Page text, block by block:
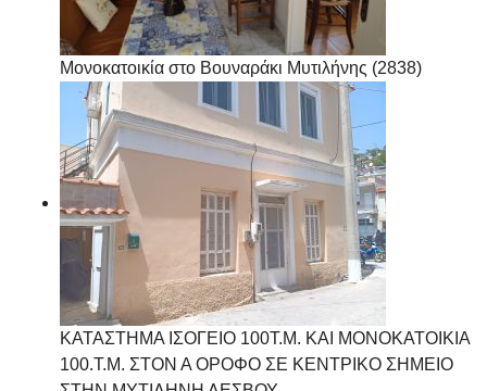
Μονοκατοικία στο Βουναράκι Μυτιλήνης (2838)
ΚΑΤΑΣΤΗΜΑ ΙΣΟΓΕΙΟ 100Τ.Μ. ΚΑΙ ΜΟΝΟΚΑΤΟΙΚΙΑ
100.Τ.Μ. ΣΤΟΝ Α ΟΡΟΦΟ ΣΕ ΚΕΝΤΡΙΚΟ ΣΗΜΕΙΟ